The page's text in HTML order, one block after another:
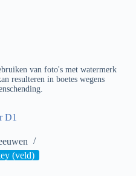
van foto's met watermerk
resulteren in boetes wegens
D1
(veld)